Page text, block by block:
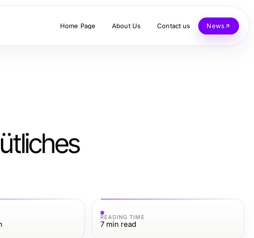
Home Page About Us Contact us News
READING TIME
7 min read